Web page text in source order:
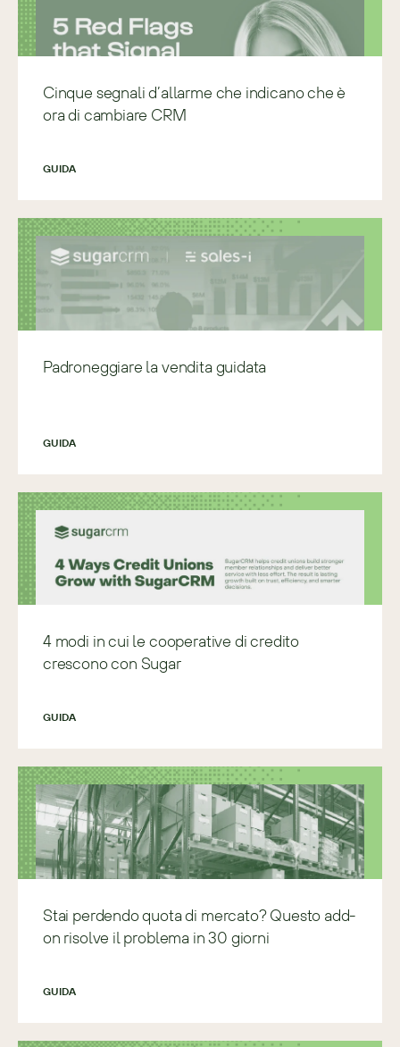
Cinque segnali d’allarme che indicano che è
ora di cambiare CRM
GUIDA
Padroneggiare la vendita guidata
GUIDA
4 modi in cui le cooperative di credito
crescono con Sugar
GUIDA
Stai perdendo quota di mercato? Questo add-
on risolve il problema in 30 giorni
GUIDA